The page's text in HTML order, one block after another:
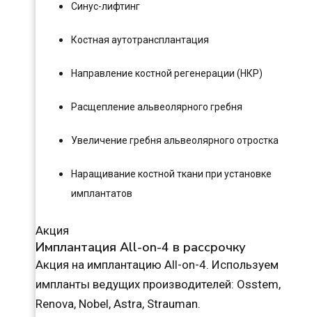
Синус-лифтинг
Костная аутотрансплантация
Направление костной регенерации (НКР)
Расщепление альвеолярного гребня
Увеличение гребня альвеолярного отростка
Наращивание костной ткани при установке
имплантатов
Акция
Имплантация All-on-4 в рассрочку
Акция на имплантацию All-on-4. Используем
импланты ведущих производителей: Osstem,
Renova, Nobel, Astra, Strauman.